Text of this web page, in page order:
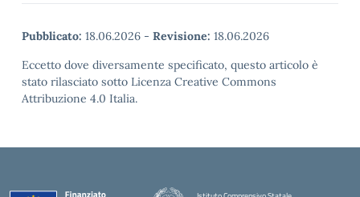
Pubblicato: 18.06.2026 - Revisione: 18.06.2026
Eccetto dove diversamente specificato, questo articolo è
stato rilasciato sotto Licenza Creative Commons
Attribuzione 4.0 Italia.